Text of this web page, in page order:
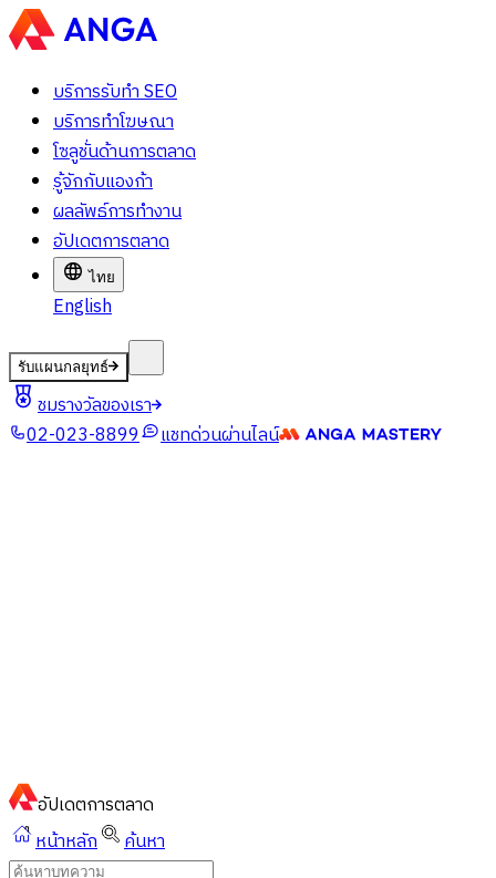
บริการรับทำ SEO
บริการทำโฆษณา
โซลูชั่นด้านการตลาด
รู้จักกับแองก้า
ผลลัพธ์การทำงาน
อัปเดตการตลาด
ไทย
English
รับแผนกลยุทธ์
ชมรางวัลของเรา
02-023-8899
แชทด่วนผ่านไลน์
อัปเดตการตลาด
หน้าหลัก
ค้นหา